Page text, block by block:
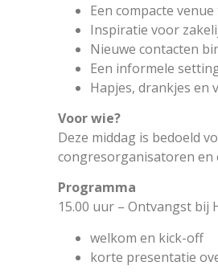
Een compacte
Inspiratie voor
Nieuwe contacten
Een informele
Hapjes, drankjes en
Voor wie?
Deze middag is bedoeld
congresorganisatoren en
Programma
15.00 uur – Ontvangst bij
welkom en kick-off
korte presentatie